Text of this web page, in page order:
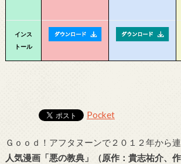
インス
トール
Pocket
Ｇｏｏｄ！アフタヌーンで２０１２年から
人気漫画「悪の教典」（原作：貴志祐介、作